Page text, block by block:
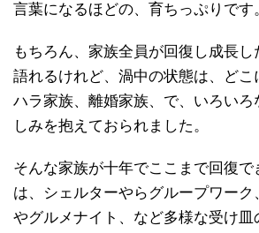
言葉になるほどの、育ちっぷりです
もちろん、家族全員が回復し成長
語れるけれど、渦中の状態は、どこ
ハラ家族、離婚家族、で、いろい
しみを抱えておられました。
そんな家族が十年でここまで回復で
は、シェルターやらグループワー
やグルメナイト、など多様な受け皿